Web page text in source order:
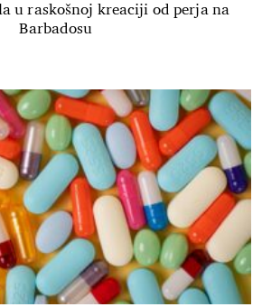
u raskošnoj kreaciji od perja na
Barbadosu